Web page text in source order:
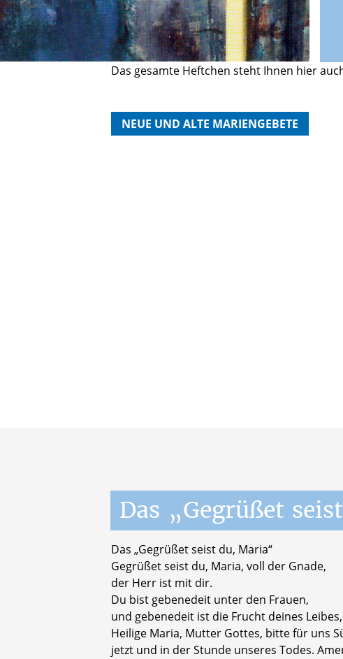
Das gesamte Heftchen steht Ihnen hier
NEUE UND ALTE MARIENGEBETE
Das „Gegrüßet seist
Das „Gegrüßet seist du, Maria“
Gegrüßet seist du, Maria, voll der Gnade,
der Herr ist mit dir.
Du bist gebenedeit unter den Frauen,
und gebenedeit ist die Frucht deines Leibes,
Heilige Maria, Mutter Gottes, bitte für uns
jetzt und in der Stunde unseres Todes.